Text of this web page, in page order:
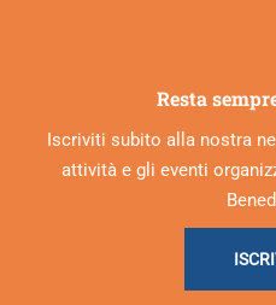
Resta
Iscriviti subito alla nostra
attività e gli eventi